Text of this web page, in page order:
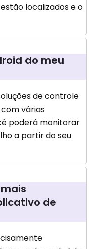
localizados e o
do meu
de controle
várias
poderá monitorar
a partir do seu
de